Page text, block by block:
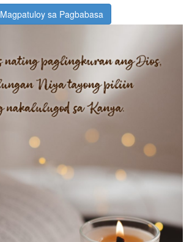
Magpatuloy sa Pagbabasa